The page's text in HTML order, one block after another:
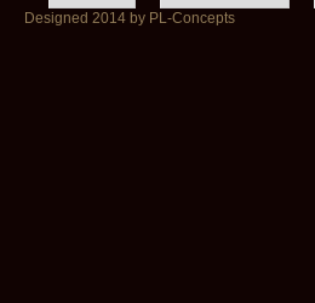
Designed 2014 by PL-Concepts